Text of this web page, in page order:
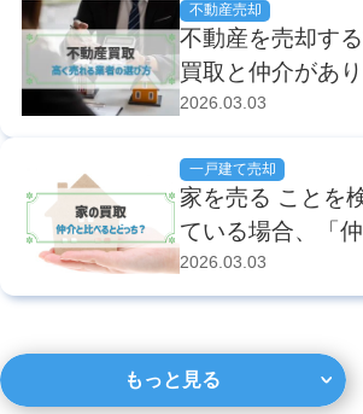
介と比べて相場
らないなどのメリ
りますが、買取相
の5〜8割程度ま
メリットもありま
は、仲介との違い
不動産売却
不動産を売却する
買取と仲介があり
買取は、不動産を
果的な選択肢です
し、適切な買取業
方がわからない
しょう。 本記事では、高
値で売れる買取
2026.03.03
一戸建て売却
家を売る ことを
ている場合、「
どちらに向いてい
らない」といっ
しょうか。 不動
不動産会社（買
2026.03.03
もっと見る